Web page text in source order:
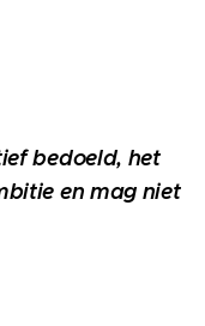
bedoeld, het
en mag niet